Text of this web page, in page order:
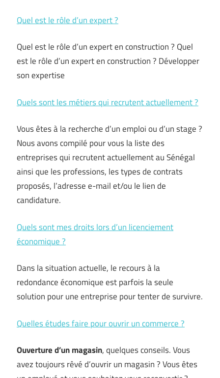
Quel est le rôle d’un expert ?
Quel est le rôle d’un expert en construction ? Quel
est le rôle d’un expert en construction ? Développer
son expertise
Quels sont les métiers qui recrutent actuellement ?
Vous êtes à la recherche d’un emploi ou d’un stage ?
Nous avons compilé pour vous la liste des
entreprises qui recrutent actuellement au Sénégal
ainsi que les professions, les types de contrats
proposés, l’adresse e-mail et/ou le lien de
candidature.
Quels sont mes droits lors d’un licenciement
économique ?
Dans la situation actuelle, le recours à la
redondance économique est parfois la seule
solution pour une entreprise pour tenter de survivre.
Quelles études faire pour ouvrir un commerce ?
Ouverture d’un magasin, quelques conseils. Vous
avez toujours rêvé d’ouvrir un magasin ? Vous êtes